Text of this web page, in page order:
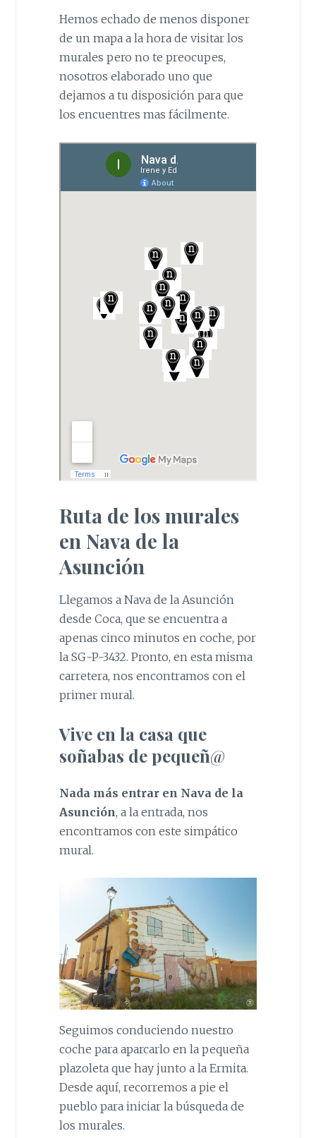
Hemos echado de menos disponer
de un mapa a la hora de visitar los
murales pero no te preocupes,
nosotros elaborado uno que
dejamos a tu disposición para que
los encuentres mas fácilmente.
Ruta de los murales
en Nava de la
Asunción
Llegamos a Nava de la Asunción
desde Coca, que se encuentra a
apenas cinco minutos en coche, por
la SG-P-3432. Pronto, en esta misma
carretera, nos encontramos con el
primer mural.
Vive en la casa que
soñabas de pequeñ@
Nada más entrar en Nava de la
Asunción, a la entrada, nos
encontramos con este simpático
mural.
Seguimos conduciendo nuestro
coche para aparcarlo en la pequeña
plazoleta que hay junto a la Ermita.
Desde aquí, recorremos a pie el
pueblo para iniciar la búsqueda de
los murales.